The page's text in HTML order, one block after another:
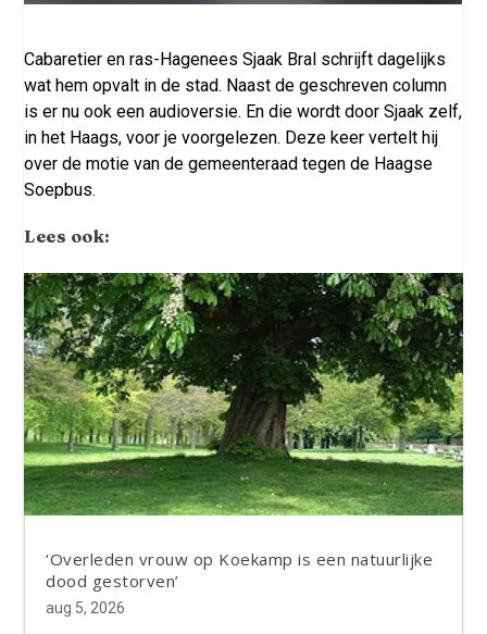
Cabaretier en ras-Hagenees Sjaak Bral schrijft dagelijks
wat hem opvalt in de stad. Naast de geschreven column
is er nu ook een audioversie. En die wordt door Sjaak zelf,
in het Haags, voor je voorgelezen. Deze keer vertelt hij
over de motie van de gemeenteraad tegen de Haagse
Soepbus.
Lees ook:
‘Overleden vrouw op Koekamp is een natuurlijke
dood gestorven’
aug 5, 2026